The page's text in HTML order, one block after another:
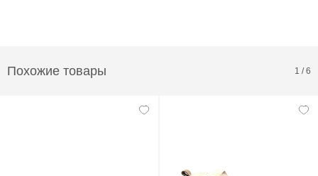
Похожие товары 1 /6